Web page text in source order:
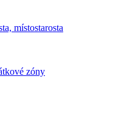
místostarosta
zóny